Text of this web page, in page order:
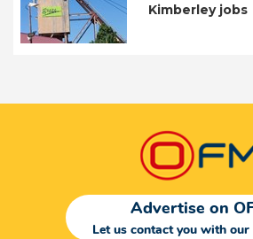
Kimberley jobs
Advertise on
Let us contact you with